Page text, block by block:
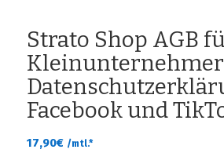
Strato Shop AGB
Facebook und
17,90€ /mtl.*